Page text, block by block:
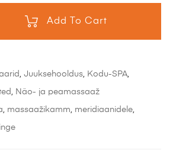
Add To Cart
Juuksehooldus Kodu-SPA
Näo- ja peamassaaž
massaažikamm meridiaanidele